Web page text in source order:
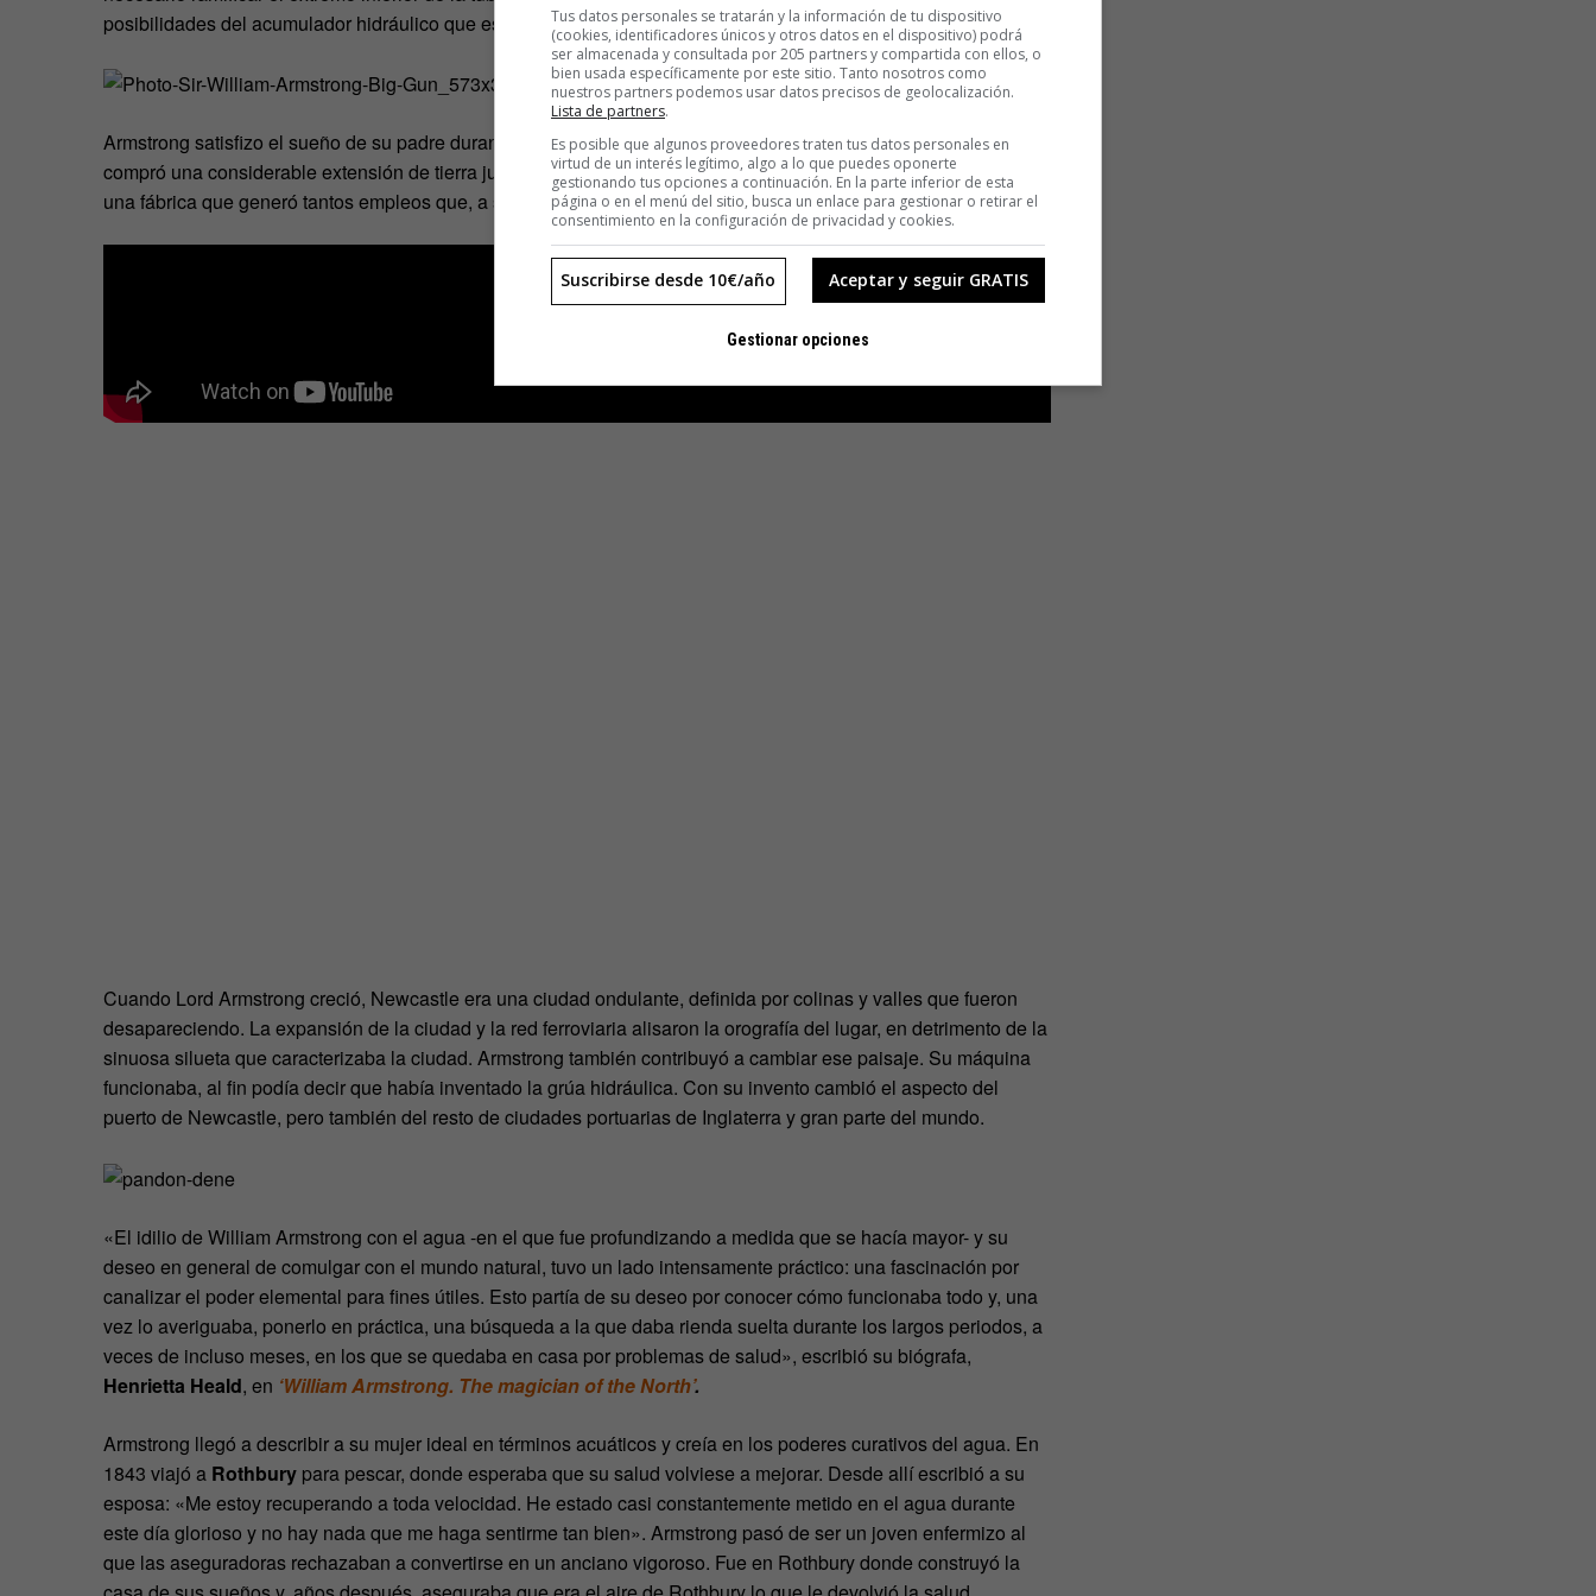
posibilidades del acumulador hidráulico que estaba ideando y que construyó en 1843.
Armstrong satisfizo el sueño de su padre durante demasiado tiempo. Dejó su trabajo después de doce años,
compró una considerable extensión de tierra junto al ríoTyney comenzó a construirElswick Engines Works
una fábrica que generó tantos empleos que, a su muerte, contaba con 25.000 trabajadores.
Cuando Lord Armstrong creció, Newcastle era una ciudad ondulante, definida por colinas y valles que fueron
desapareciendo. La expansión de la ciudad y la red ferroviaria alisaron la orografía del lugar, en detrimento de la
sinuosa silueta que caracterizaba la ciudad. Armstrong también contribuyó a cambiar ese paisaje. Su máquina
funcionaba, al fin podía decir que había inventado la grúa hidráulica. Con su invento cambió el aspecto del
puerto de Newcastle, pero también del resto de ciudades portuarias de Inglaterra y gran parte del mundo.
«El idilio de William Armstrong con el agua -en el que fue profundizando a medida que se hacía mayor- y su
deseo en general de comulgar con el mundo natural, tuvo un lado intensamente práctico: una fascinación por
canalizar el poder elemental para fines útiles. Esto partía de su deseo por conocer cómo funcionaba todo y, una
vez lo averiguaba, ponerlo en práctica, una búsqueda a la que daba rienda suelta durante los largos periodos, a
veces de incluso meses, en los que se quedaba en casa por problemas de salud», escribió su biógrafa,
Henrietta Heald, en ‘William Armstrong. The magician of the North’.
Armstrong llegó a describir a su mujer ideal en términos acuáticos y creía en los poderes curativos del agua. En
1843 viajó a Rothbury para pescar, donde esperaba que su salud volviese a mejorar. Desde allí escribió a su
esposa: «Me estoy recuperando a toda velocidad. He estado casi constantemente metido en el agua durante
este día glorioso y no hay nada que me haga sentirme tan bien». Armstrong pasó de ser un joven enfermizo al
que las aseguradoras rechazaban a convertirse en un anciano vigoroso. Fue en Rothbury donde construyó la
Tus datos personales se tratarán y la información de tu dispositivo
(cookies, identificadores únicos y otros datos en el dispositivo) podrá
ser almacenada y consultada por 205 partners y compartida con ellos, o
bien usada específicamente por este sitio. Tanto nosotros como
nuestros partners podemos usar datos precisos de geolocalización.
Lista de partners.
Es posible que algunos proveedores traten tus datos personales en
virtud de un interés legítimo, algo a lo que puedes oponerte
gestionando tus opciones a continuación. En la parte inferior de esta
página o en el menú del sitio, busca un enlace para gestionar o retirar el
consentimiento en la configuración de privacidad y cookies.
Aceptar y seguir GRATIS
Suscribirse desde 10€/año
Gestionar opciones